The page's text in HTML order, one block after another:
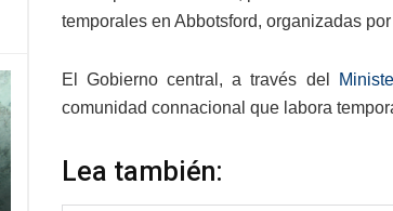
temporales en Abbotsford, organizadas
El Gobierno central, a través del
comunidad connacional que labora
Lea también: